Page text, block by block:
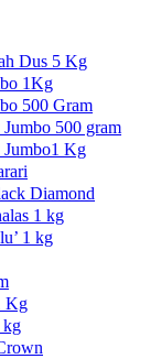
Dus 5 Kg
1Kg
500 Gram
500 gram
Kg
Diamond
1 kg
1 kg
Kg
kg